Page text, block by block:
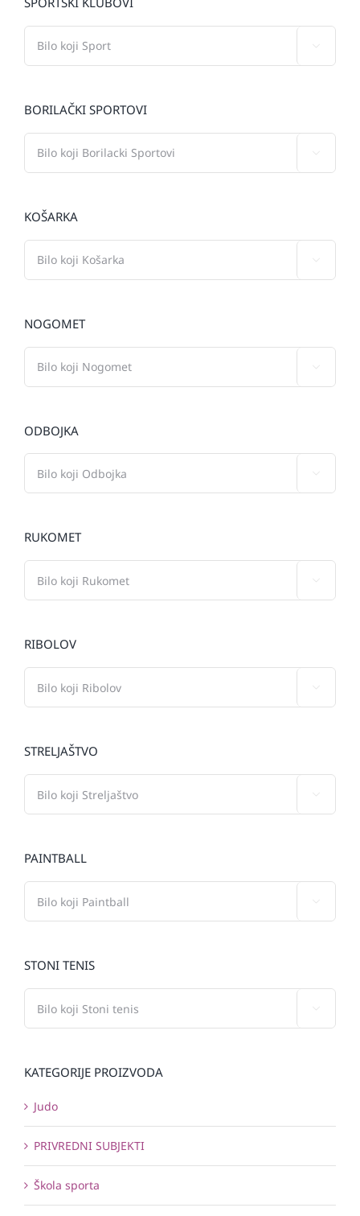
BORILAČKI SPORTOVI
KOŠARKA
NOGOMET
ODBOJKA
RUKOMET
RIBOLOV
STRELJAŠTVO
PAINTBALL
STONI TENIS
KATEGORIJE PROIZVODA
Judo
PRIVREDNI SUBJEKTI
Škola sporta